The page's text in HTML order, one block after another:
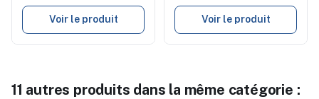
Voir le produit Voir le produit
11 autres produits dans la même catégorie :